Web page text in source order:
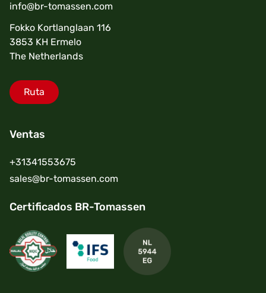
info@br-tomassen.com
Fokko Kortlanglaan 116
3853 KH Ermelo
The Netherlands
Ruta
Ventas
+31341553675
sales@br-tomassen.com
Certificados BR-Tomassen